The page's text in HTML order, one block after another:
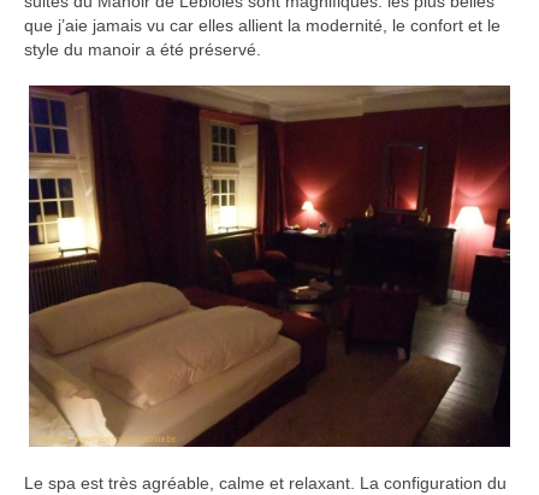
que j’aie jamais vu car elles allient la modernité, le confort et le
style du manoir a été préservé.
Le spa est très agréable, calme et relaxant. La configuration du